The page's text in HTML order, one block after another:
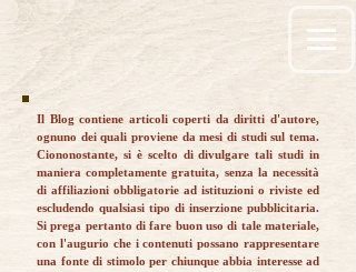
Il Blog contiene articoli coperti da diritti d'autore,
ognuno dei quali proviene da mesi di studi sul tema.
Ciononostante, si è scelto di divulgare tali studi in
maniera completamente gratuita, senza la necessità
di affiliazioni obbligatorie ad istituzioni o riviste ed
escludendo qualsiasi tipo di inserzione pubblicitaria.
Si prega pertanto di fare buon uso di tale materiale,
con l'augurio che i contenuti possano rappresentare
una fonte di stimolo per chiunque abbia interesse ad